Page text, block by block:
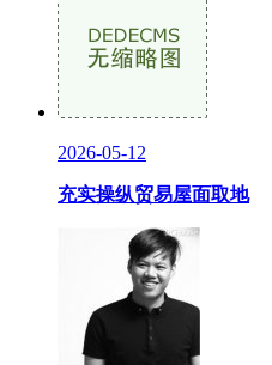
2026-05-12
充实操纵贸易屋面取地